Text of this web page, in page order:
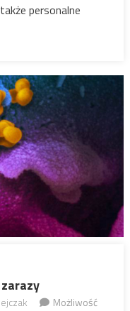
personalne
Możliwość